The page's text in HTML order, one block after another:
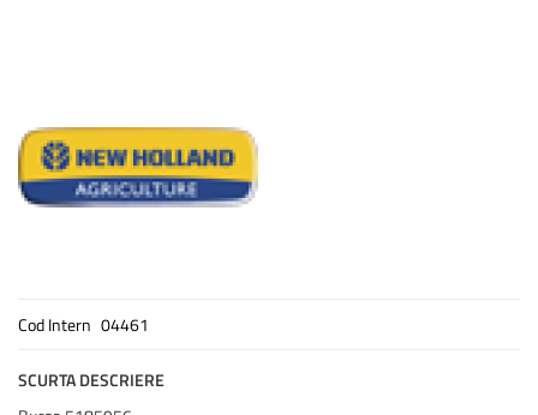
Cod Intern 04461
SCURTA DESCRIERE